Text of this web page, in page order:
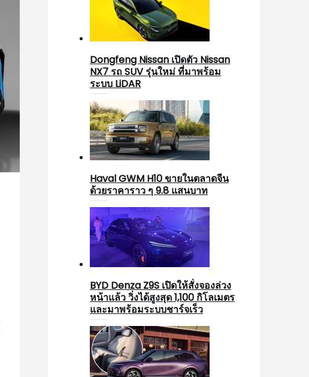
Dongfeng Nissan เปิดตัว Nissan
NX7 รถ SUV รุ่นใหม่ ที่มาพร้อม
ระบบ LiDAR
Haval GWM H10 ขายในตลาดจีน
ด้วยราคาราว ๆ 9.8 แสนบาท
BYD Denza Z9S เปิดให้สั่งจองล่วง
หน้าแล้ว วิ่งได้สูงสุด 1,100 กิโลเมตร
และมาพร้อมระบบชาร์จเร็ว